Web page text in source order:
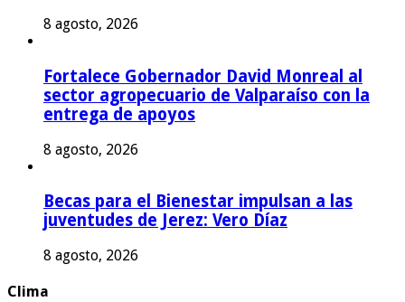
8 agosto, 2026
Fortalece Gobernador David Monreal al
sector agropecuario de Valparaíso con la
entrega de apoyos
8 agosto, 2026
Becas para el Bienestar impulsan a las
juventudes de Jerez: Vero Díaz
8 agosto, 2026
Clima